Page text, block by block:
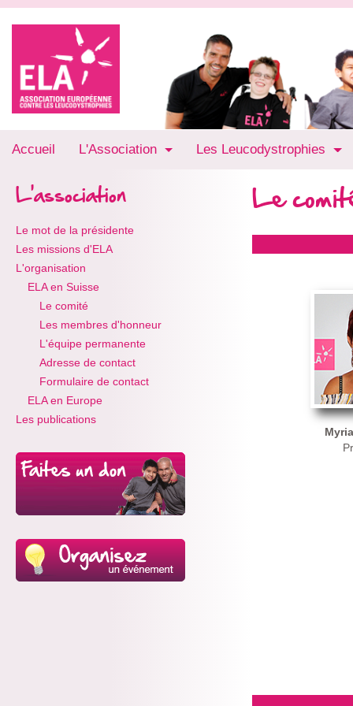
Accueil L'Association Les Leucodystrophies
L'association
Le mot de la présidente
Les missions d'ELA
L'organisation
ELA en Suisse
Le comité
Les membres d'honneur
L'équipe permanente
Adresse de contact
Formulaire de contact
ELA en Europe
Les publications
Le